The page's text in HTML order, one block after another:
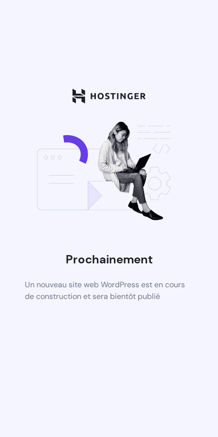
Prochainement
Un nouveau site web WordPress est en cours
de construction et sera bientôt publié